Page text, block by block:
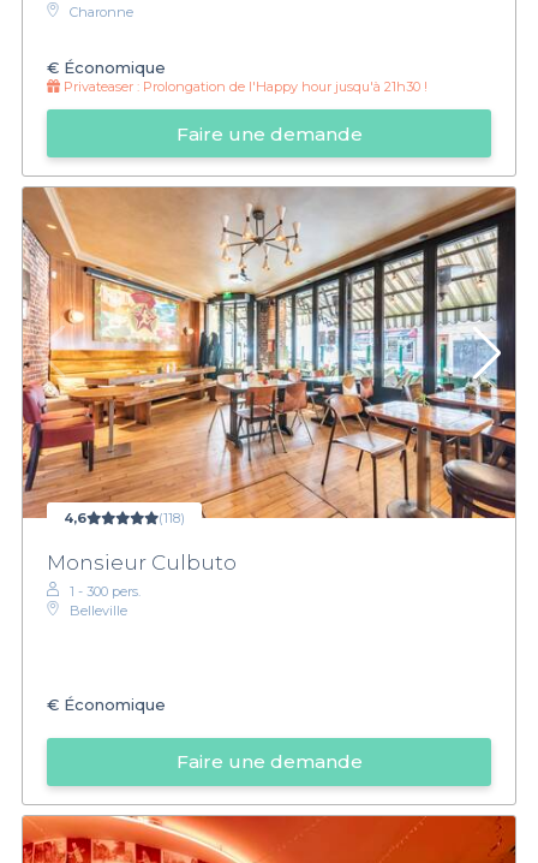
Charonne
€ Économique
Privateaser : Prolongation de l'Happy hour jusqu'à 21h30 !
Faire une demande
4,6 (118)
Monsieur Culbuto
1 - 300 pers.
Belleville
€ Économique
Faire une demande